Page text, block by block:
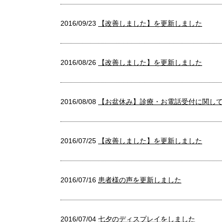
2016/09/23 【改善しました】を更新しました
2016/08/26 【改善しました】を更新しました
2016/08/08 【お盆休み】診療・お電話受付に関し
2016/07/25 【改善しました】を更新しました
2016/07/16 患者様の声を更新しました
2016/07/04 七夕のディスプレイをしました